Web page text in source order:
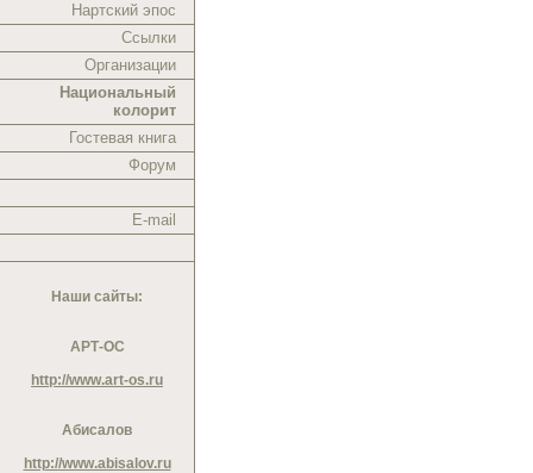
Нартский эпос
Ссылки
Организации
Национальный
колорит
Гостевая книга
Форум
E-mail
Наши сайты:
АРТ-ОС
http://www.art-os.ru
Абисалов
http://www.abisalov.ru